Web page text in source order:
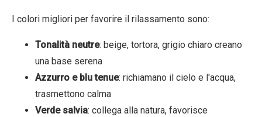
I colori migliori per favorire il rilassamento sono:
Tonalità neutre: beige, tortora, grigio chiaro creano
una base serena
Azzurro e blu tenue: richiamano il cielo e l'acqua,
trasmettono calma
Verde salvia: collega alla natura, favorisce